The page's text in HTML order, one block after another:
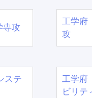
攻
工学府
攻
ステ
工学府
ビリテ